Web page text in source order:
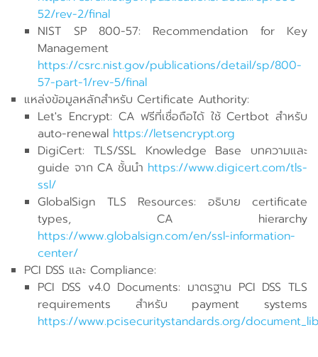
52/rev-2/final
NIST SP 800-57: Recommendation for Key
Management
https://csrc.nist.gov/publications/detail/sp/800-
57-part-1/rev-5/final
แหล่งข้อมูลหลักสำหรับ Certificate Authority:
Let's Encrypt: CA ฟรีที่เชื่อถือได้ ใช้ Certbot สำหรับ
auto-renewal https://letsencrypt.org
DigiCert: TLS/SSL Knowledge Base บทความและ
guide จาก CA ชั้นนำ https://www.digicert.com/tls-
ssl/
GlobalSign TLS Resources: อธิบาย certificate
types, CA hierarchy
https://www.globalsign.com/en/ssl-information-
center/
PCI DSS และ Compliance:
PCI DSS v4.0 Documents: มาตรฐาน PCI DSS TLS
requirements สำหรับ payment systems
https://www.pcisecuritystandards.org/